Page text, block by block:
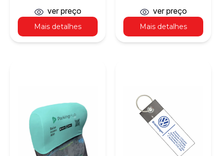
Mais detalhes
ver preço
Mais detalhes
ver preço